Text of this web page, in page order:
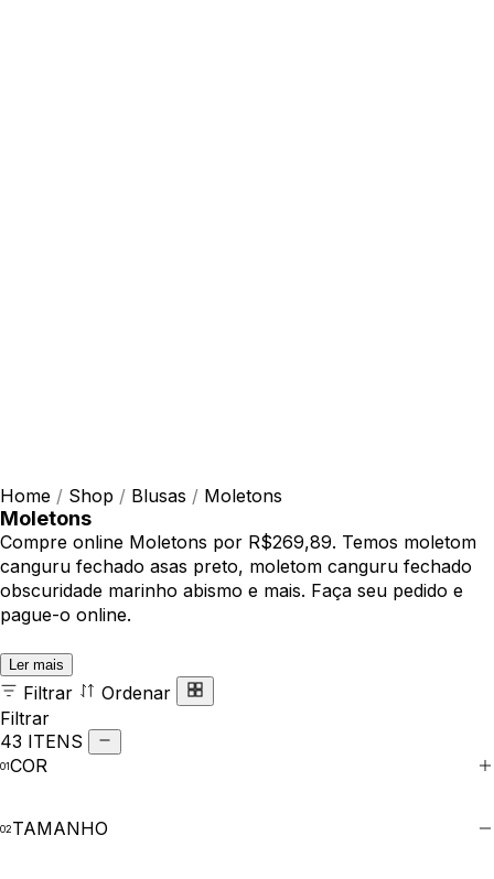
Home / Shop / Blusas / Moletons
Moletons
Compre online Moletons por R$269,89. Temos moletom
canguru fechado asas preto, moletom canguru fechado
obscuridade marinho abismo e mais. Faça seu pedido e
pague-o online.
Ler mais
Filtrar
Ordenar
Filtrar
43 ITENS
COR
TAMANHO